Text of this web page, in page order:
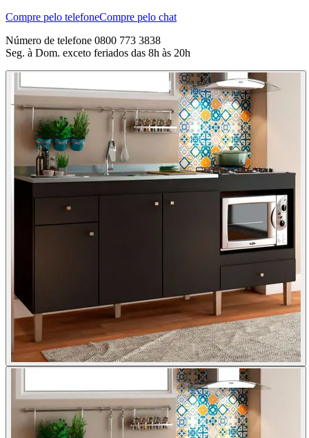
Compre pelo telefoneCompre pelo chat
Número de telefone 0800 773 3838
Seg. à Dom. exceto feriados das 8h às 20h